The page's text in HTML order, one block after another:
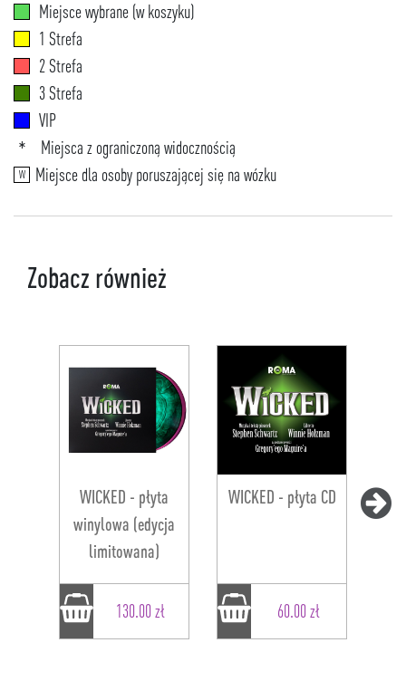
Miejsce wybrane (w koszyku)
1 Strefa
2 Strefa
3 Strefa
VIP
* Miejsca z ograniczoną widocznością
W Miejsce dla osoby poruszającej się na wózku
Zobacz również
WICKED - płyta
winylowa (edycja
limitowana)
130.00 zł
WICKED - płyta CD
60.00 zł